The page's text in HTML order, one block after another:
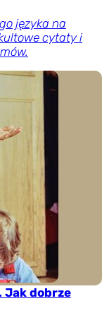
języka na
cytaty i
Jak dobrze